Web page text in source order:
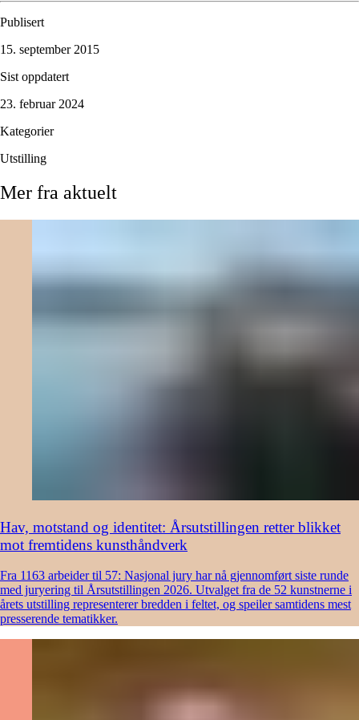
Publisert
15. september 2015
Sist oppdatert
23. februar 2024
Kategorier
Utstilling
Mer fra aktuelt
Hav, motstand og identitet: Årsutstillingen retter blikket
mot fremtidens kunsthåndverk
Fra 1163 arbeider til 57: Nasjonal jury har nå gjennomført siste runde
med juryering til Årsutstillingen 2026. Utvalget fra de 52 kunstnerne i
årets utstilling representerer bredden i feltet, og speiler samtidens mest
presserende tematikker.